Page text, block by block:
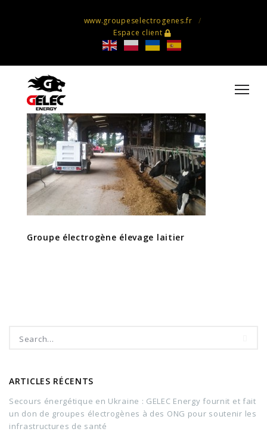
www.groupeselectrogenes.fr
Espace client
Groupe électrogène élevage laitier
Groupe électrogène élevage laitier
ARTICLES RÉCENTS
Secours énergétique en Ukraine : GELEC Energy fournit et fait
un don de groupes électrogènes à des ONG pour soutenir les
infrastructures de santé